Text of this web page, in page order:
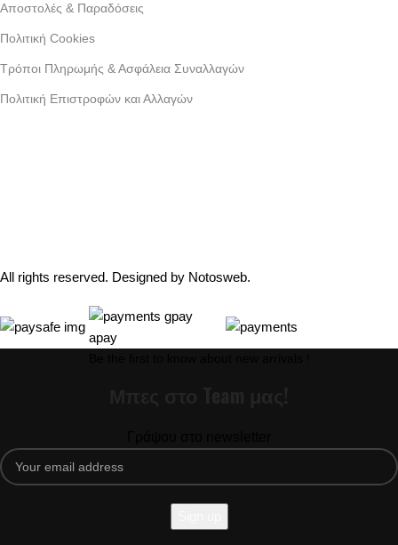
Αποστολές & Παραδόσεις
Πολιτική Cookies
Τρόποι Πληρωμής & Ασφάλεια Συναλλαγών
Πολιτική Επιστροφών και Αλλαγών
All rights reserved. Designed by Notosweb.